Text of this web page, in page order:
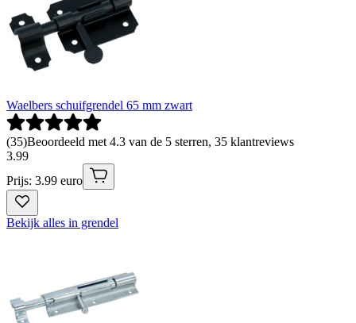
Waelbers schuifgrendel 65 mm zwart
(35)Beoordeeld met 4.3 van de 5 sterren, 35 klantreviews
3.99
Prijs: 3.99 euro
Bekijk alles in grendel